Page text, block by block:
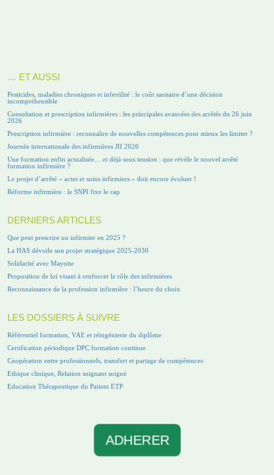
… ET AUSSI
Pesticides, maladies chroniques et infertilité : le coût sanitaire d’une décision
incompréhensible
Consultation et prescription infirmières : les principales avancées des arrêtés du 26 juin
2026
Prescription infirmière : reconnaître de nouvelles compétences pour mieux les limiter ?
Journée internationale des infirmières JII 2026
Une formation enfin actualisée… et déjà sous tension : que révèle le nouvel arrêté
formation infirmière ?
Le projet d’arrêté « actes et soins infirmiers » doit encore évoluer !
Réforme infirmière : le SNPI fixe le cap
DERNIERS ARTICLES
Que peut prescrire un infirmier en 2025 ?
La HAS dévoile son projet stratégique 2025-2030
Solidarité avec Mayotte
Proposition de loi visant à renforcer le rôle des infirmières
Reconnaissance de la profession infirmière : l’heure du choix
LES DOSSIERS À SUIVRE
Référentiel formation, VAE et réingénierie du diplôme
Certification périodique DPC formation continue
Coopération entre professionnels, transfert et partage de compétences
Ethique clinique, Relation soignant soigné
Education Thérapeutique du Patient ETP
ADHERER